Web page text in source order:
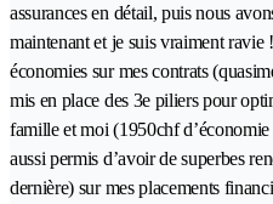
assurances en détail, puis nous
maintenant et je suis vraiment ravie
économies sur mes contrats
mis en place des 3e piliers pour
famille et moi (1950chf
aussi permis d’avoir de superbes
dernière) sur mes placements